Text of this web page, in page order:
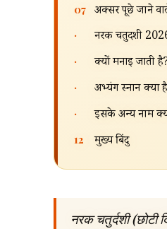
07 अक्सर पूछे जाने
· नरक चतुर्दशी
· क्यों मनाई जाती
· अभ्यंग स्नान क्या
· इसके अन्य नाम
12 मुख्य बिंदु
नरक चतुर्दशी